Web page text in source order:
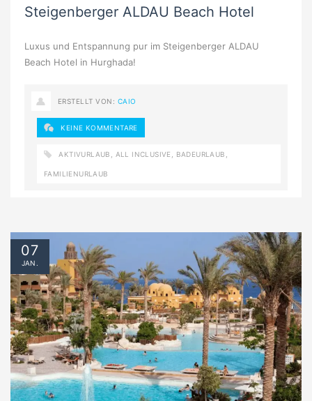
Steigenberger ALDAU Beach Hotel
Luxus und Entspannung pur im Steigenberger ALDAU
Beach Hotel in Hurghada!
ERSTELLT VON: CAIO
KEINE KOMMENTARE
AKTIVURLAUB ALL INCLUSIVE BADEURLAUB
FAMILIENURLAUB
07
JAN.